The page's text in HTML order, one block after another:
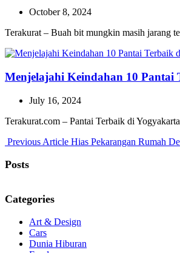
October 8, 2024
Terakurat – Buah bit mungkin masih jarang
Menjelajahi Keindahan 10 Pantai
July 16, 2024
Terakurat.com – Pantai Terbaik di
Previous Article Previous
Hias Pekarangan Rumah
Posts
Categories
Art & Design
Cars
Dunia Hiburan